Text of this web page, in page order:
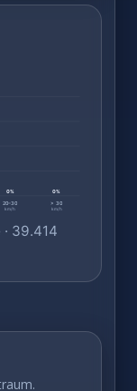
0%
20–30
km/h
0%
> 30
km/h
39.414